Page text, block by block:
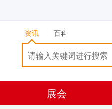
资讯 百科
展会